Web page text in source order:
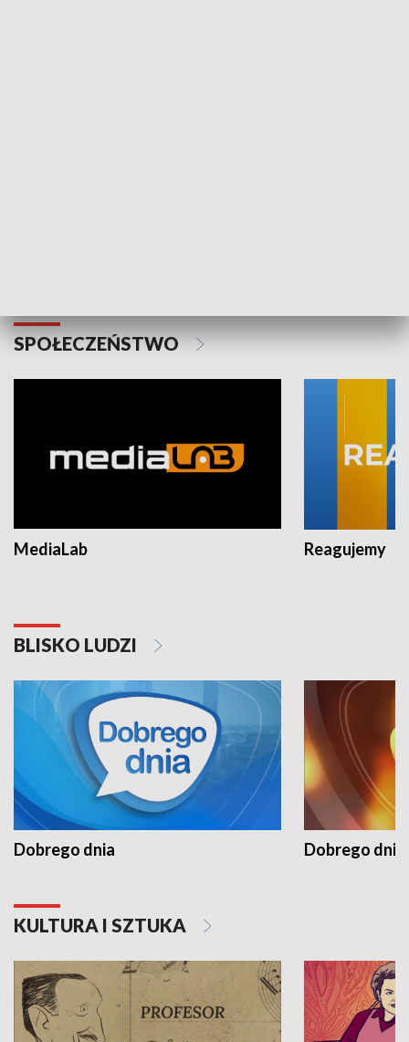
SPOŁECZEŃSTWO
MediaLab Reagujemy
BLISKO LUDZI
Dobrego dnia Dobrego dnia
KULTURA I SZTUKA